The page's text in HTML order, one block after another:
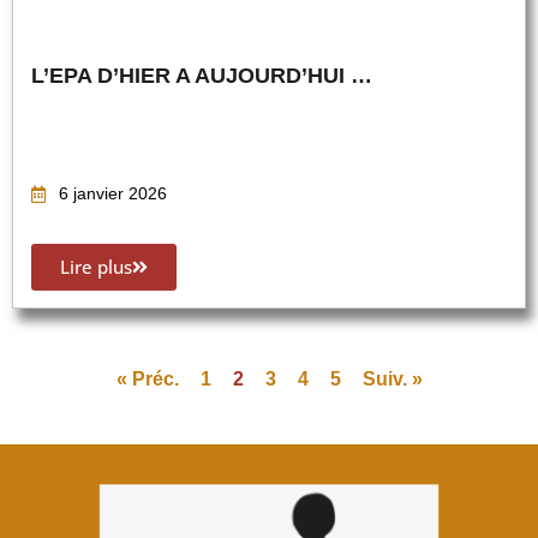
L’EPA D’HIER A AUJOURD’HUI …
6 janvier 2026
Lire plus
« Préc. 1 2 3 4 5 Suiv. »